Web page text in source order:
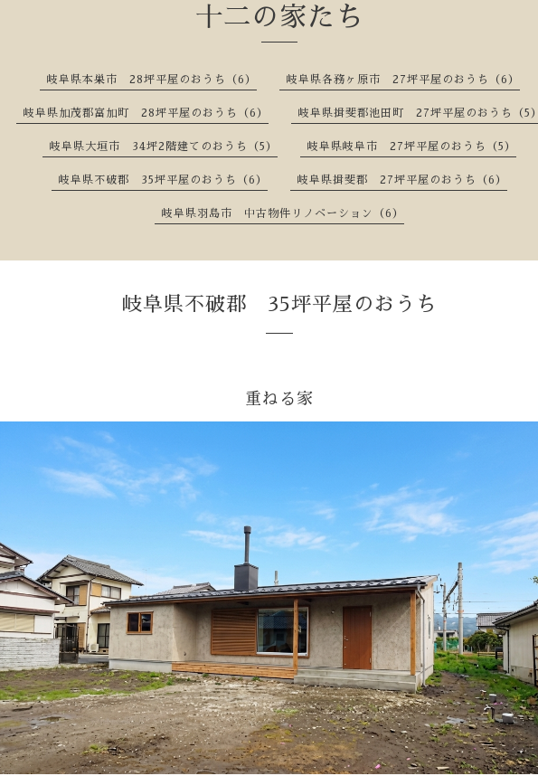
十二の家たち
岐阜県本巣市 28坪平屋のおうち（6） 岐阜県各務ヶ原市 27坪平屋のおうち（6）
岐阜県加茂郡富加町 28坪平屋のおうち（6） 岐阜県揖斐郡池田町 27坪平屋のおうち（5）
岐阜県大垣市 34坪2階建てのおうち（5） 岐阜県岐阜市 27坪平屋のおうち（5）
岐阜県不破郡 35坪平屋のおうち（6） 岐阜県揖斐郡 27坪平屋のおうち（6）
岐阜県羽島市 中古物件リノベーション（6）
岐阜県不破郡 35坪平屋のおうち
重ねる家